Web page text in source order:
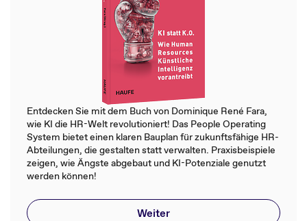
Entdecken Sie mit dem Buch von Dominique René Fara,
wie KI die HR-Welt revolutioniert! Das People Operating
System bietet einen klaren Bauplan für zukunftsfähige HR-
Abteilungen, die gestalten statt verwalten. Praxisbeispiele
zeigen, wie Ängste abgebaut und KI-Potenziale genutzt
werden können!
Weiter